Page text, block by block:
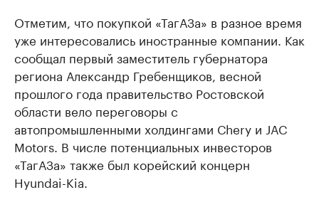
Отметим, что покупкой «ТагАЗа» в разное время
уже интересовались иностранные компании. Как
сообщал первый заместитель губернатора
региона Александр Гребенщиков, весной
прошлого года правительство Ростовской
области вело переговоры с
автопромышленными холдингами Сhery и JAC
Motors. В числе потенциальных инвесторов
«ТагАЗа» также был корейский концерн
Hyundai-Kia.